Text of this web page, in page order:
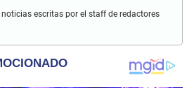
noticias escritas por el staff de redactores